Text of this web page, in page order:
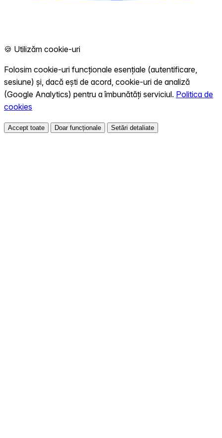
🍪 Utilizăm cookie-uri
Folosim cookie-uri funcționale esențiale (autentificare,
sesiune) și, dacă ești de acord, cookie-uri de analiză
(Google Analytics) pentru a îmbunătăți serviciul. Politica de
cookies
Accept toate Doar funcționale Setări detaliate